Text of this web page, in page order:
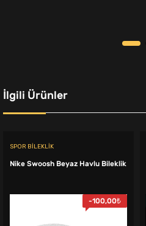
İlgili Ürünler
SPOR BILEKLIK
Nike Swoosh Beyaz Havlu Bileklik
-100,00₺